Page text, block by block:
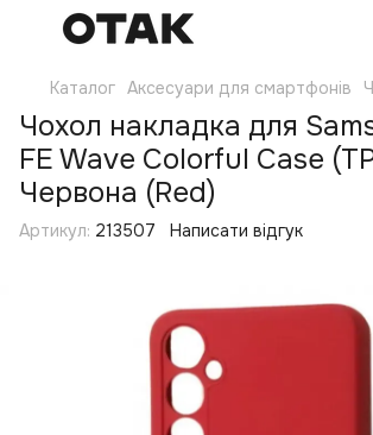
Каталог Аксесуари для смартфонів
Чохол накладка для
FE Wave Colorful Case
Червона (Red)
Артикул: 213507 Написати відгук